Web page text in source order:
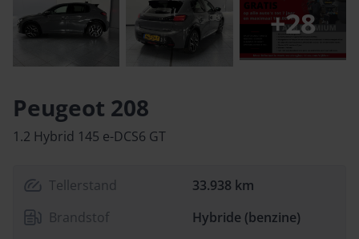
+28
Peugeot 208
1.2 Hybrid 145 e-DCS6 GT
Tellerstand
33.938 km
Brandstof
Hybride (benzine)